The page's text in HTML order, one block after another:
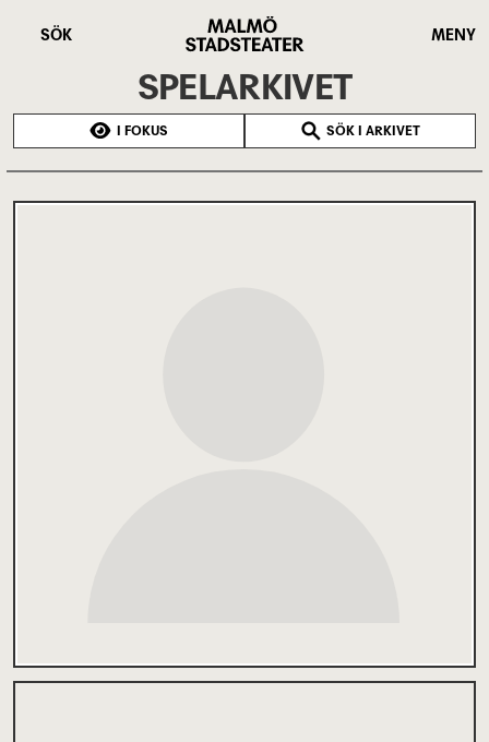
SÖK
Stadsteater
MENY
SPELARKIVET
I FOKUS SÖK I ARKIVET